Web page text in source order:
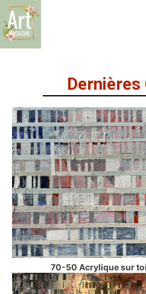
70-50 Acrylique sur